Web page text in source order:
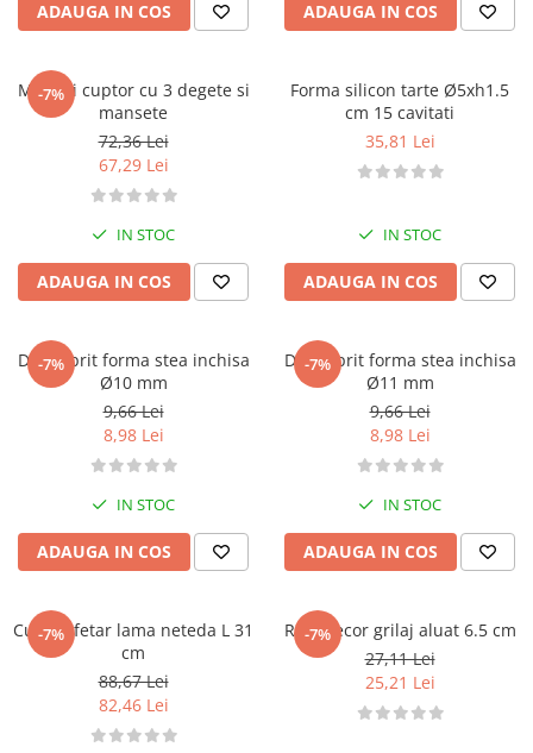
ADAUGA IN COS ADAUGA IN COS
-7%
Manusi cuptor cu 3 degete si
mansete
72,36 Lei
67,29 Lei
IN STOC
ADAUGA IN COS
Forma silicon tarte Ø5xh1.5
cm 15 cavitati
35,81 Lei
IN STOC
ADAUGA IN COS
-7%
Dui / sprit forma stea inchisa
Ø10 mm
9,66 Lei
8,98 Lei
IN STOC
ADAUGA IN COS
-7%
Dui / sprit forma stea inchisa
Ø11 mm
9,66 Lei
8,98 Lei
IN STOC
ADAUGA IN COS
-7%
Cutit cofetar lama neteda L 31
cm
88,67 Lei
82,46 Lei
-7%
Rola decor grilaj aluat 6.5 cm
27,11 Lei
25,21 Lei